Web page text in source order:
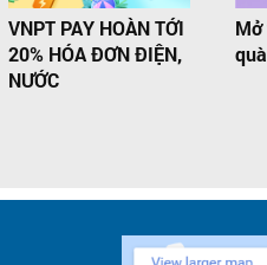
VNPT PAY HOÀN TỚI
20% HÓA ĐƠN ĐIỆN,
NƯỚC
Mở